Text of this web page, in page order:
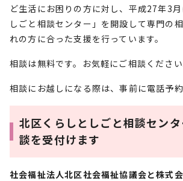
ど生活にお困りの方に対し、平成27年3
しごと相談センター」を開設して専門の
れの方に合った支援を行っています。
相談は無料です。お気軽にご相談ください
相談にお越しになる際は、事前に電話予約
北区くらしとしごと相談セン
談を受付けます
社会福祉法人北区社会福祉協議会と株式